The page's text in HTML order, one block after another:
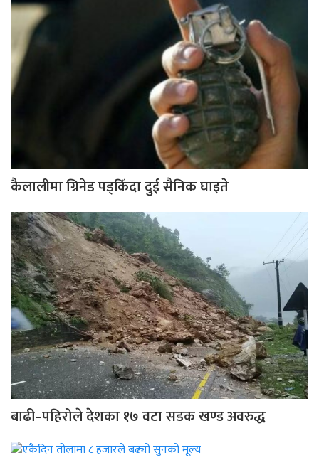
कैलालीमा ग्रिनेड पड्किँदा दुई सैनिक घाइते
बाढी–पहिरोले देशका १७ वटा सडक खण्ड अवरुद्ध